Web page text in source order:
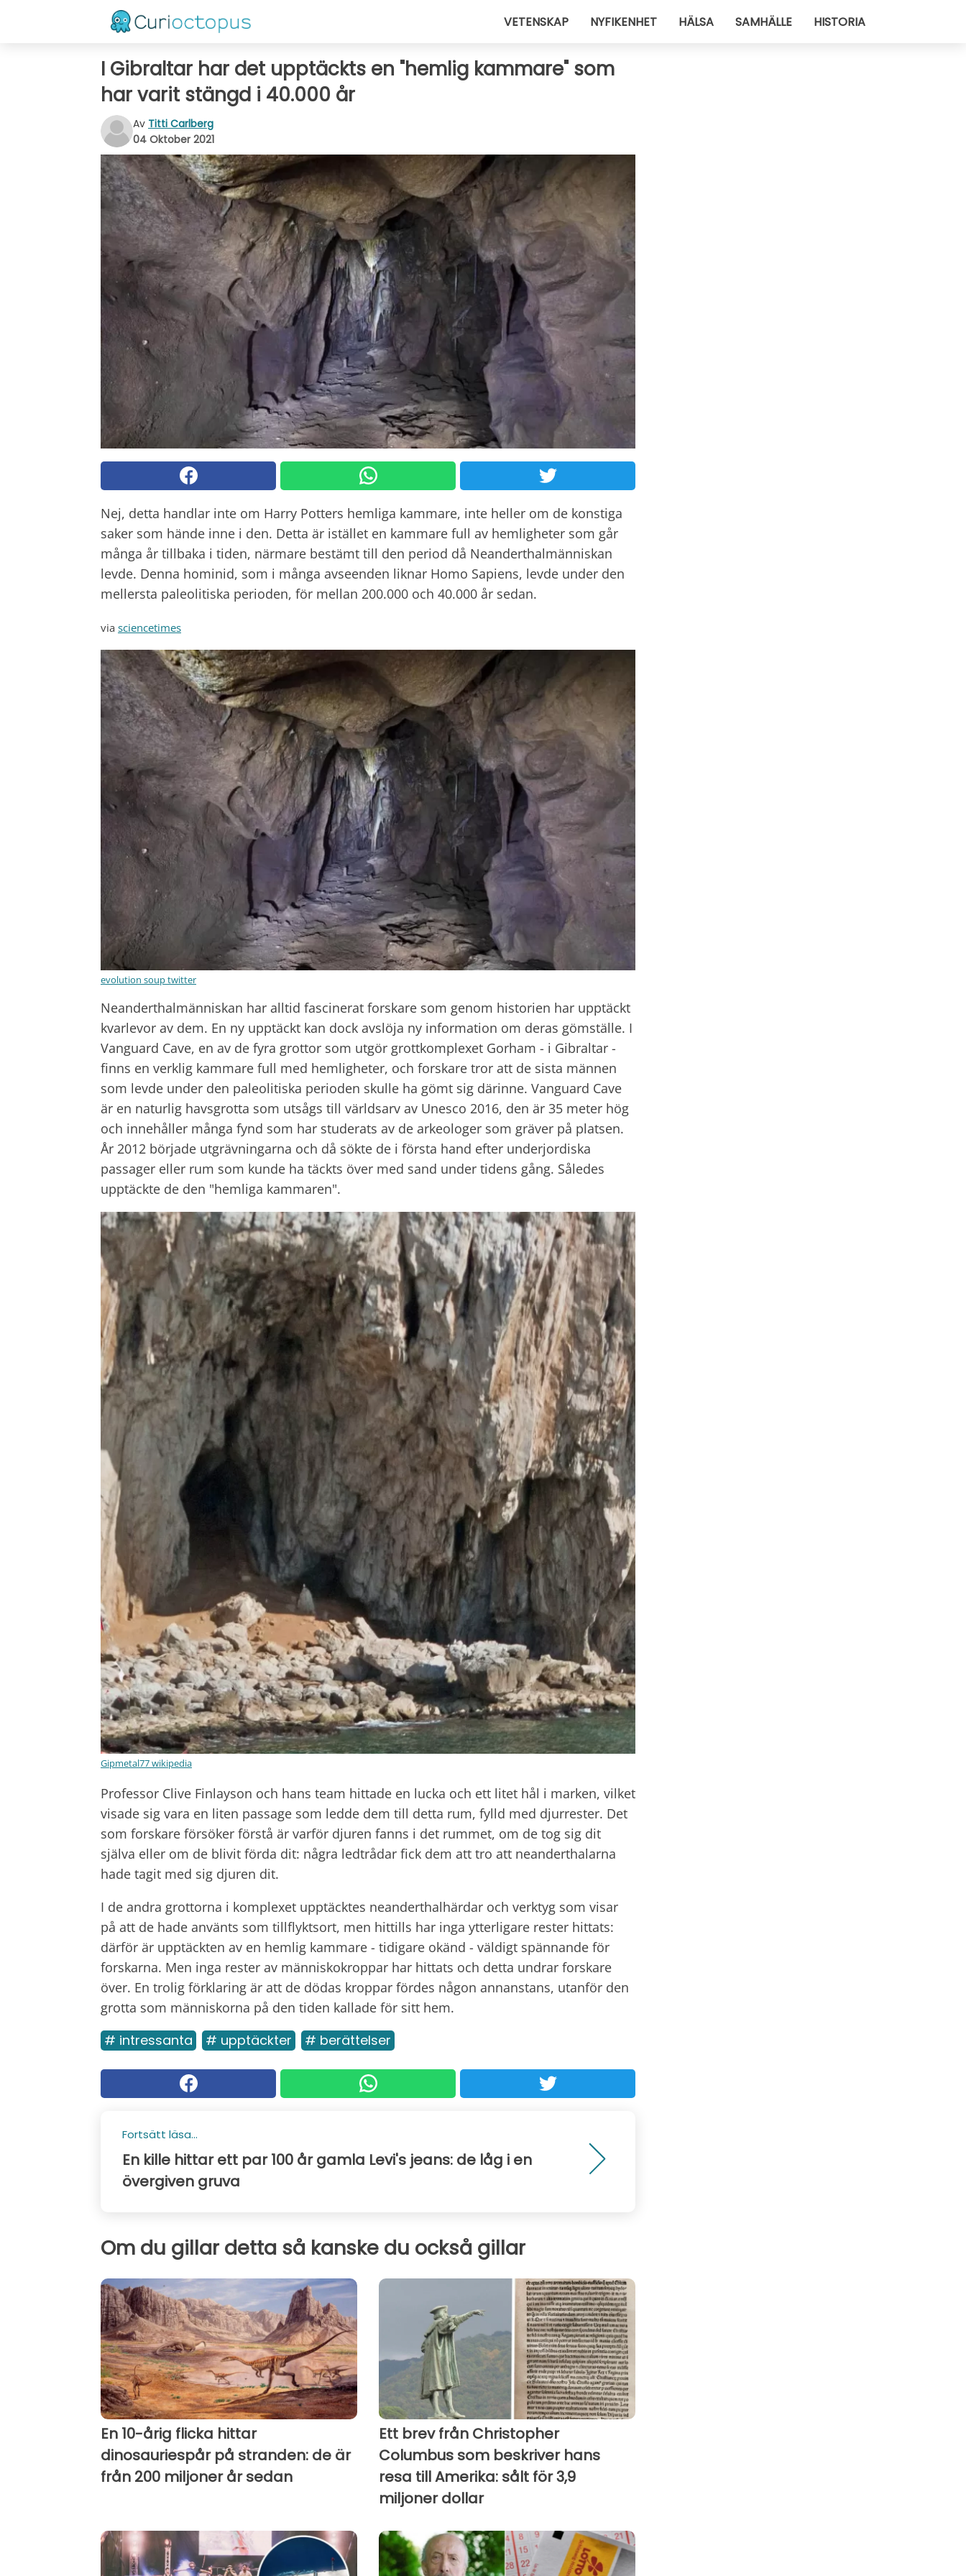
VETENSKAP NYFIKENHET HÄLSA SAMHÄLLE HISTORIA
I Gibraltar har det upptäckts en "hemlig kammare" som
har varit stängd i 40.000 år
Av Titti Carlberg
04 Oktober 2021
Nej, detta handlar inte om Harry Potters hemliga kammare, inte heller om de konstiga
saker som hände inne i den. Detta är istället en kammare full av hemligheter som går
många år tillbaka i tiden, närmare bestämt till den period då Neanderthalmänniskan
levde. Denna hominid, som i många avseenden liknar Homo Sapiens, levde under den
mellersta paleolitiska perioden, för mellan 200.000 och 40.000 år sedan.
via sciencetimes
evolution soup twitter
Neanderthalmänniskan har alltid fascinerat forskare som genom historien har upptäckt
kvarlevor av dem. En ny upptäckt kan dock avslöja ny information om deras gömställe. I
Vanguard Cave, en av de fyra grottor som utgör grottkomplexet Gorham - i Gibraltar -
finns en verklig kammare full med hemligheter, och forskare tror att de sista männen
som levde under den paleolitiska perioden skulle ha gömt sig därinne. Vanguard Cave
är en naturlig havsgrotta som utsågs till världsarv av Unesco 2016, den är 35 meter hög
och innehåller många fynd som har studerats av de arkeologer som gräver på platsen.
År 2012 började utgrävningarna och då sökte de i första hand efter underjordiska
passager eller rum som kunde ha täckts över med sand under tidens gång. Således
upptäckte de den "hemliga kammaren".
Gipmetal77 wikipedia
Professor Clive Finlayson och hans team hittade en lucka och ett litet hål i marken, vilket
visade sig vara en liten passage som ledde dem till detta rum, fylld med djurrester. Det
som forskare försöker förstå är varför djuren fanns i det rummet, om de tog sig dit
själva eller om de blivit förda dit: några ledtrådar fick dem att tro att neanderthalarna
hade tagit med sig djuren dit.
I de andra grottorna i komplexet upptäcktes neanderthalhärdar och verktyg som visar
på att de hade använts som tillflyktsort, men hittills har inga ytterligare rester hittats:
därför är upptäckten av en hemlig kammare - tidigare okänd - väldigt spännande för
forskarna. Men inga rester av människokroppar har hittats och detta undrar forskare
över. En trolig förklaring är att de dödas kroppar fördes någon annanstans, utanför den
grotta som människorna på den tiden kallade för sitt hem.
# intressanta # upptäckter # berättelser
Fortsätt läsa...
En kille hittar ett par 100 år gamla Levi's jeans: de låg i en
övergiven gruva
Om du gillar detta så kanske du också gillar
En 10-årig flicka hittar
dinosauriespår på stranden: de är
från 200 miljoner år sedan
Ett brev från Christopher
Columbus som beskriver hans
resa till Amerika: sålt för 3,9
miljoner dollar